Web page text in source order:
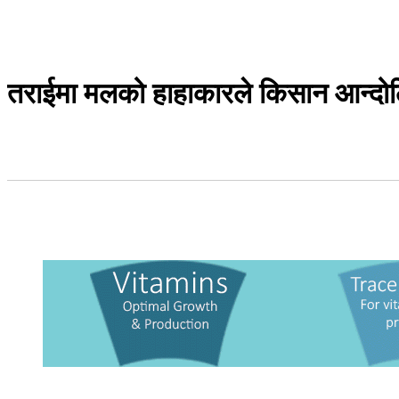
तराईमा मलको हाहाकारले किसान